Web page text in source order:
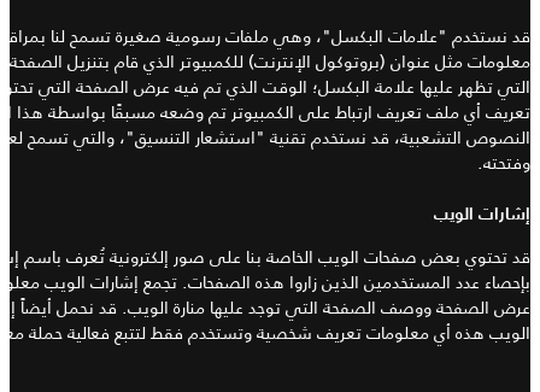
قد نستخدم "علامات البكسل"، وهي ملفات رسومية صغيرة تسمح لنا بمراقبة
معلومات مثل عنوان (بروتوكول الإنترنت) للكمبيوتر الذي قام بتنزيل
التي تظهر عليها علامة البكسل؛ الوقت الذي تم فيه عرض الصفحة التي
تعريف أي ملف تعريف ارتباط على الكمبيوتر تم وضعه مسبقًا بواسطة هذا
النصوص التشعبية، قد نستخدم تقنية "استشعار التنسيق"، والتي تسمح
وفتحته.
إشارات الويب
قد تحتوي بعض صفحات الويب الخاصة بنا على صور إلكترونية تُعرف باسم
بإحصاء عدد المستخدمين الذين زاروا هذه الصفحات. تجمع إشارات الويب
عرض الصفحة ووصف الصفحة التي توجد عليها منارة الويب. قد نحمل أيضاً
الويب هذه أي معلومات تعريف شخصية وتستخدم فقط لتتبع فعالية حملة